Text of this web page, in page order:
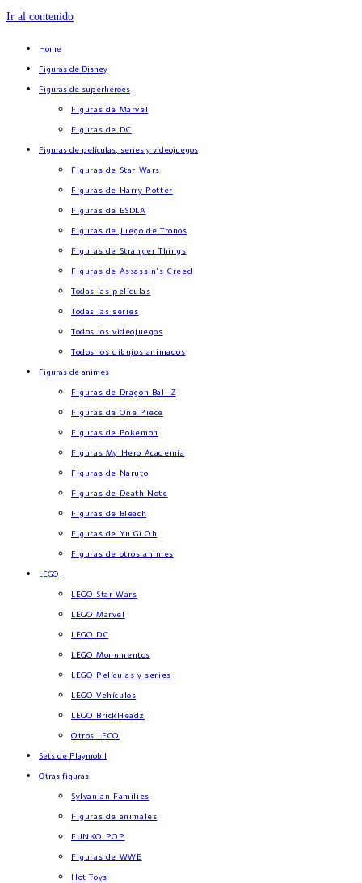
Ir al contenido
Home
Figuras de Disney
Figuras de superhéroes
Figuras de Marvel
Figuras de DC
Figuras de películas, series y videojuegos
Figuras de Star Wars
Figuras de Harry Potter
Figuras de ESDLA
Figuras de Juego de Tronos
Figuras de Stranger Things
Figuras de Assassin’s Creed
Todas las películas
Todas las series
Todos los videojuegos
Todos los dibujos animados
Figuras de animes
Figuras de Dragon Ball Z
Figuras de One Piece
Figuras de Pokemon
Figuras My Hero Academia
Figuras de Naruto
Figuras de Death Note
Figuras de Bleach
Figuras de Yu Gi Oh
Figuras de otros animes
LEGO
LEGO Star Wars
LEGO Marvel
LEGO DC
LEGO Monumentos
LEGO Películas y series
LEGO Vehículos
LEGO BrickHeadz
Otros LEGO
Sets de Playmobil
Otras figuras
Sylvanian Families
Figuras de animales
FUNKO POP
Figuras de WWE
Hot Toys